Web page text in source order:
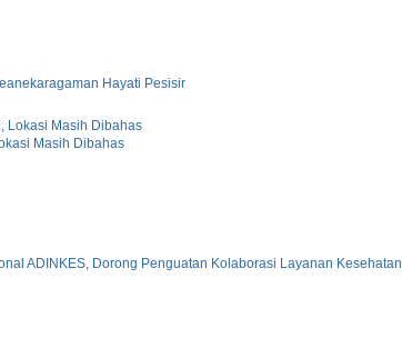
Hayati Pesisir
Masih Dibahas
ADINKES, Dorong Penguatan Kolaborasi Layanan Kesehatan